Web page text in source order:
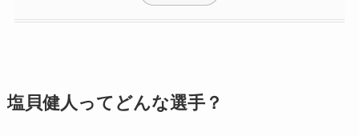
塩貝健人ってどんな選手？